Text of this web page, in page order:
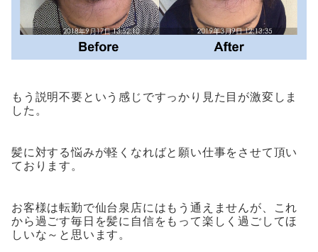
もう説明不要という感じですっかり見た目が激変しま
した。
髪に対する悩みが軽くなればと願い仕事をさせて頂い
ております。
お客様は転勤で仙台泉店にはもう通えませんが、これ
から過ごす毎日を髪に自信をもって楽しく過ごしてほ
しいな～と思います。